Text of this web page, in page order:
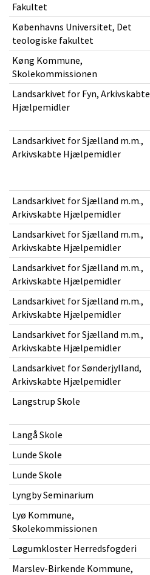
Fakultet
Københavns Universitet, Det
teologiske fakultet
Køng Kommune,
Skolekommissionen
Landsarkivet for Fyn, Arkivskabte
Hjælpemidler
Landsarkivet for Sjælland m.m.,
Arkivskabte Hjælpemidler
Landsarkivet for Sjælland m.m.,
Arkivskabte Hjælpemidler
Landsarkivet for Sjælland m.m.,
Arkivskabte Hjælpemidler
Landsarkivet for Sjælland m.m.,
Arkivskabte Hjælpemidler
Landsarkivet for Sjælland m.m.,
Arkivskabte Hjælpemidler
Landsarkivet for Sjælland m.m.,
Arkivskabte Hjælpemidler
Landsarkivet for Sønderjylland,
Arkivskabte Hjælpemidler
Langstrup Skole
Langå Skole
Lunde Skole
Lunde Skole
Lyngby Seminarium
Lyø Kommune,
Skolekommissionen
Løgumkloster Herredsfogderi
Marslev-Birkende Kommune,